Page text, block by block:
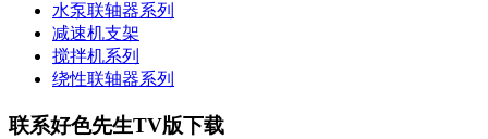
水泵联轴器系列
减速机支架
搅拌机系列
绕性联轴器系列
联系好色先生TV版下载